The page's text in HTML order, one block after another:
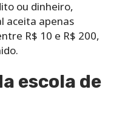
ou dinheiro,
aceita apenas
R$ 10 e R$ 200,
escola de